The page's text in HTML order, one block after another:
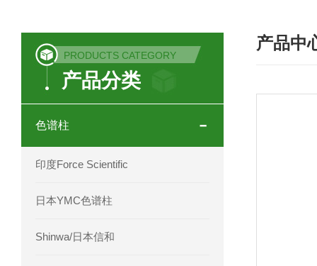
COSMOSIL 1.8PBr五溴苯基色谱柱
菟丝子 柠檬黄色谱柱
印度Force Scientific Rubitas色谱柱
PRODUCTS CATEGORY
产品分类
色谱柱
印度Force Scientific
日本YMC色谱柱
Shinwa/日本信和
产品中